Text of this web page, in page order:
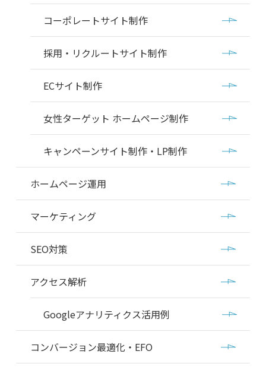
コーポレートサイト制作
採用・リクルートサイト制作
ECサイト制作
女性ターゲット ホームページ制作
キャンペーンサイト制作・LP制作
ホームページ運用
マーケティング
SEO対策
アクセス解析
Googleアナリティクス活用例
コンバージョン最適化・EFO